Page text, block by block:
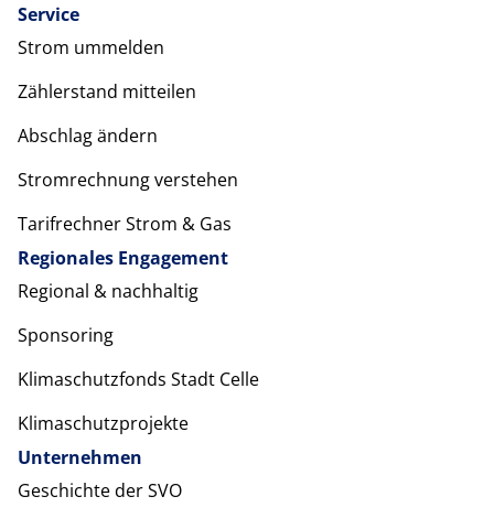
Service
Strom ummelden
Zählerstand mitteilen
Abschlag ändern
Stromrechnung verstehen
Tarifrechner Strom & Gas
Regionales Engagement
Regional & nachhaltig
Sponsoring
Klimaschutzfonds Stadt Celle
Klimaschutzprojekte
Unternehmen
Geschichte der SVO